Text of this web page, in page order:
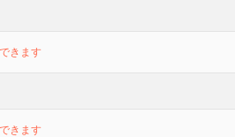
きます
きます